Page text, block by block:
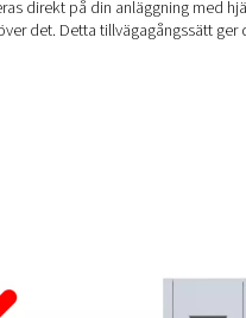
Varför Fler Företag Byter
kvävgas produceras
när du behöver